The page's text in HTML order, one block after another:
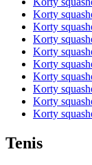
Korty
Korty
Korty
Korty
Korty
Korty
Korty
Korty
Korty
Tenis